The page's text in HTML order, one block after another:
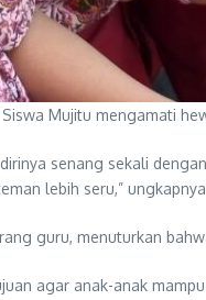
Siswa Mujitu mengamati
senang sekali
lebih seru,”
guru, menuturkan
agar anak-anak